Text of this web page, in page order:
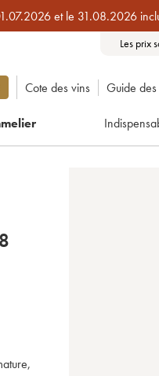
et le 31.08.2026
Les prix
Cote des vins Guide des